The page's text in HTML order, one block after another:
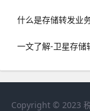
一文了解-卫星存储
Copyright © 2023